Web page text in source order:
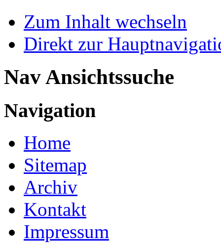
Zum Inhalt wechseln
Direkt zur
Nav Ansichtssuche
Navigation
Home
Sitemap
Archiv
Kontakt
Impressum